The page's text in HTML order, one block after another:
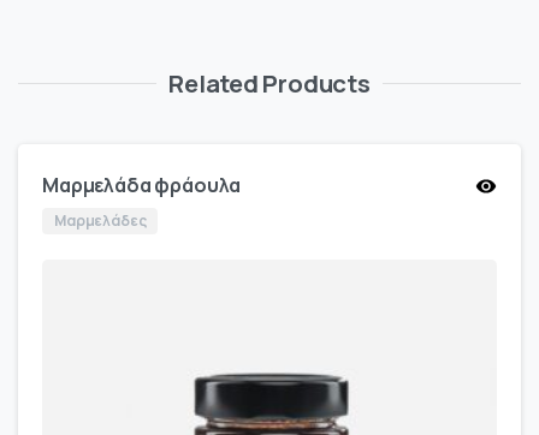
Related Products
Μαρμελάδα φράουλα
Μαρμελάδες